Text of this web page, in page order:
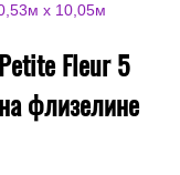
x 10,05м
Fleur 5
флизелине